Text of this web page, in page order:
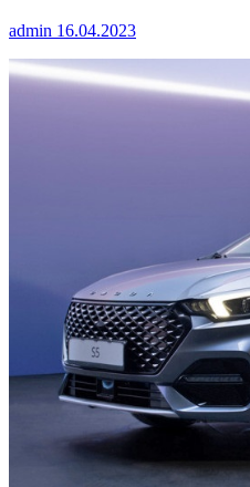
admin 16.04.2023